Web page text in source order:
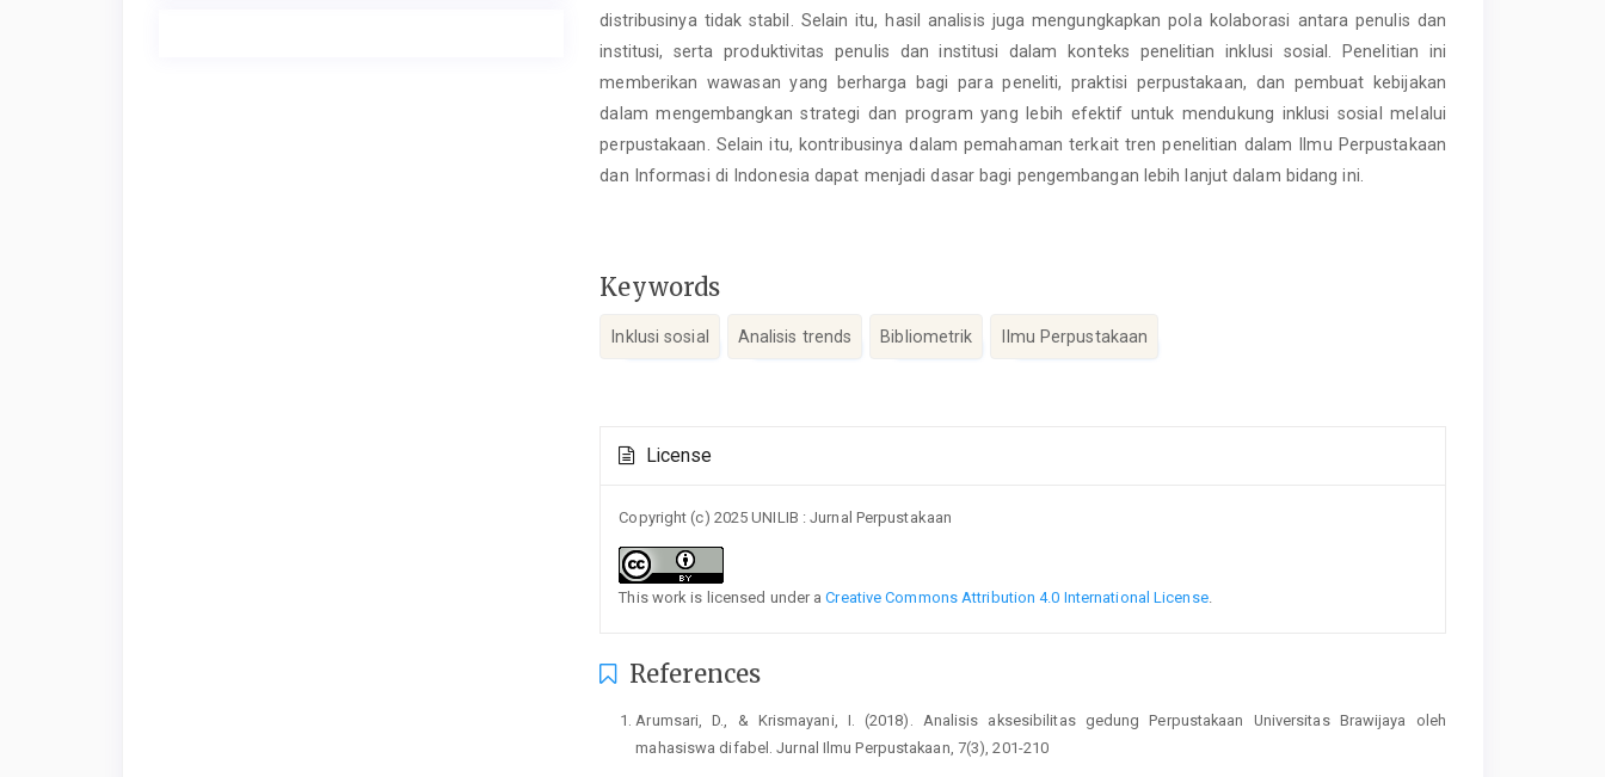
distribusinya tidak stabil. Selain itu, hasil analisis juga mengungkapkan pola kolaborasi antara penulis dan
institusi, serta produktivitas penulis dan institusi dalam konteks penelitian inklusi sosial. Penelitian ini
memberikan wawasan yang berharga bagi para peneliti, praktisi perpustakaan, dan pembuat kebijakan
dalam mengembangkan strategi dan program yang lebih efektif untuk mendukung inklusi sosial melalui
perpustakaan. Selain itu, kontribusinya dalam pemahaman terkait tren penelitian dalam Ilmu Perpustakaan
dan Informasi di Indonesia dapat menjadi dasar bagi pengembangan lebih lanjut dalam bidang ini.
Keywords
Inklusi sosial Analisis trends Bibliometrik Ilmu Perpustakaan
Details
License
Copyright (c) 2025 UNILIB : Jurnal Perpustakaan
This work is licensed under aCreative Commons Attribution 4.0 International License.
References
Arumsari, D., & Krismayani, I. (2018). Analisis aksesibilitas gedung Perpustakaan Universitas Brawijaya oleh
mahasiswa difabel. Jurnal Ilmu Perpustakaan, 7(3), 201-210